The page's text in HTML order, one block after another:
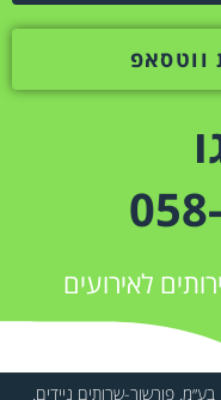
ווטסאפ
לאירועים